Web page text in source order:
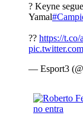
? Keyne
Yamal
?? https://
— Esport3